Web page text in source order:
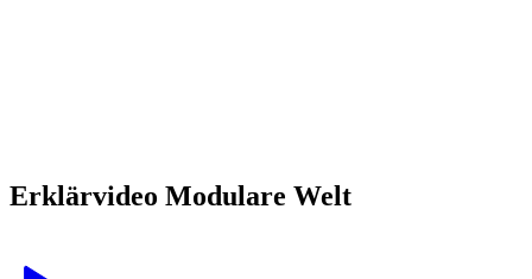
Erklärvideo Modulare Welt